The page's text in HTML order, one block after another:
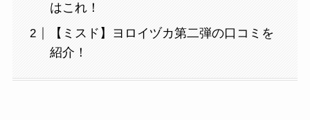
はこれ！
【ミスド】ヨロイヅカ第二弾の口コミを
紹介！